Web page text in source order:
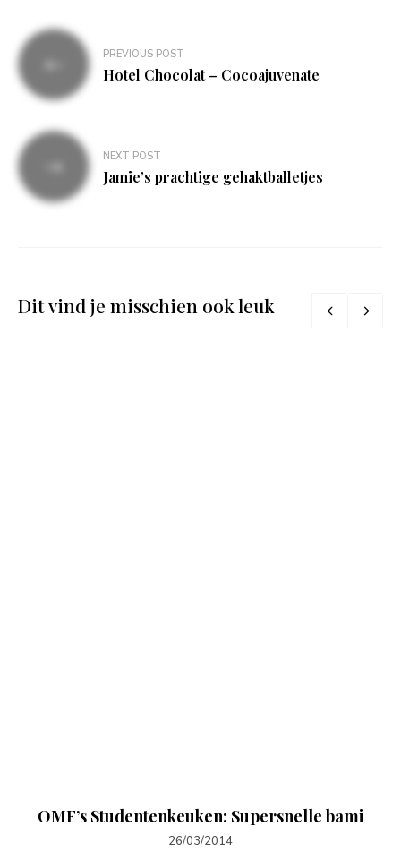
Bericht
navigatie
PREVIOUS POST
Hotel Chocolat – Cocoajuvenate
NEXT POST
Jamie’s prachtige gehaktballetjes
Dit vind je misschien ook leuk
OMF’s Studentenkeuken: Supersnelle bami
26/03/2014